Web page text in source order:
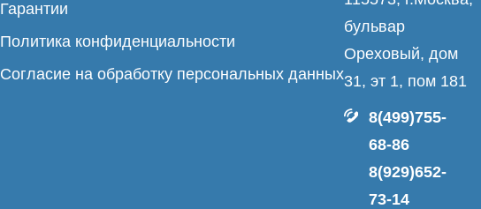
Гарантии
Политика конфиденциальности
Согласие на обработку персональных данных
бульвар
Ореховый, дом
31, эт 1, пом 181
8(499)755-
68-86
8(929)652-
73-14